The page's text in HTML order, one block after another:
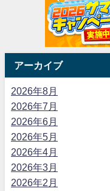
アーカイブ
2026年8月
2026年7月
2026年6月
2026年5月
2026年4月
2026年3月
2026年2月